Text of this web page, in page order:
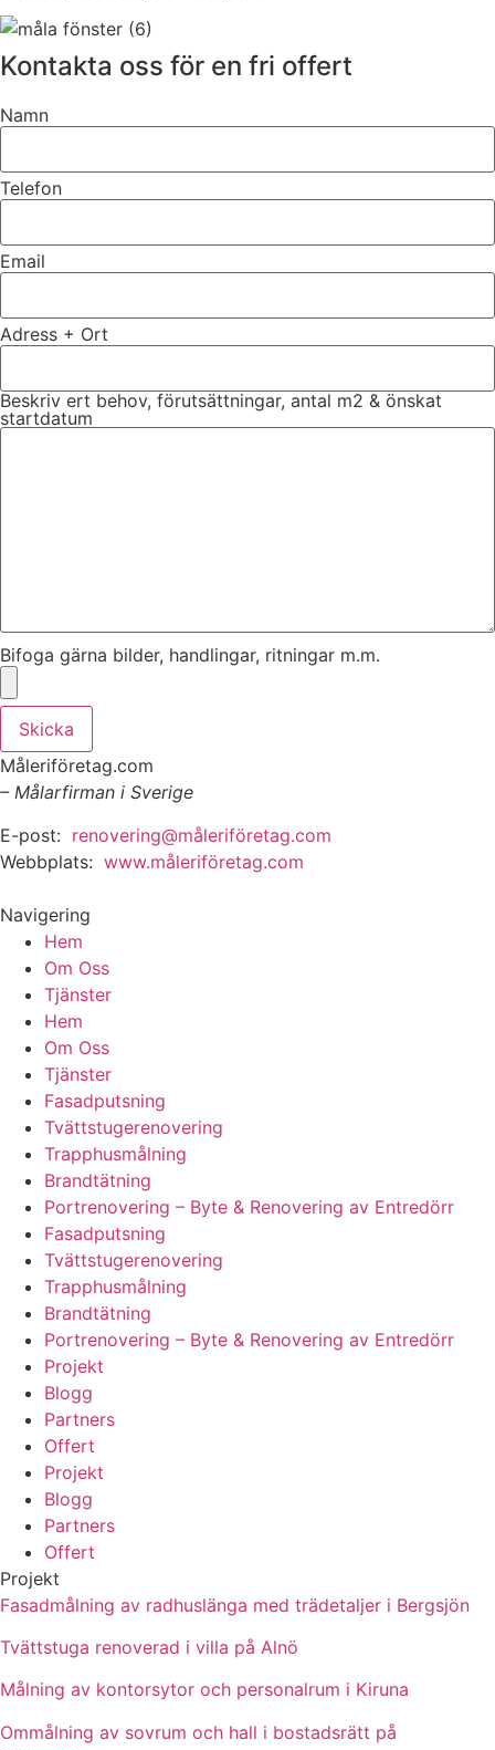
Kontakta oss för en fri offert
Namn
Telefon
Email
Adress + Ort
Beskriv ert behov, förutsättningar, antal m2 & önskat
startdatum
Bifoga gärna bilder, handlingar, ritningar m.m.
Skicka
Måleriföretag.com
– Målarfirman i Sverige
E-post: renovering@måleriföretag.com
Webbplats: www.måleriföretag.com
Navigering
Hem
Om Oss
Tjänster
Hem
Om Oss
Tjänster
Fasadputsning
Tvättstugerenovering
Trapphusmålning
Brandtätning
Portrenovering – Byte & Renovering av Entredörr
Fasadputsning
Tvättstugerenovering
Trapphusmålning
Brandtätning
Portrenovering – Byte & Renovering av Entredörr
Projekt
Blogg
Partners
Offert
Projekt
Blogg
Partners
Offert
Projekt
Fasadmålning av radhuslänga med trädetaljer i Bergsjön
Tvättstuga renoverad i villa på Alnö
Målning av kontorsytor och personalrum i Kiruna
Ommålning av sovrum och hall i bostadsrätt på